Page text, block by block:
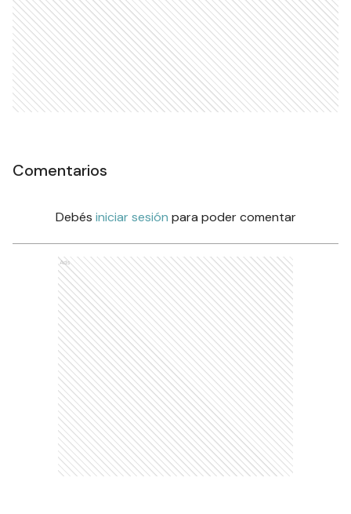
Comentarios
Debés iniciar sesión para poder comentar
Ads